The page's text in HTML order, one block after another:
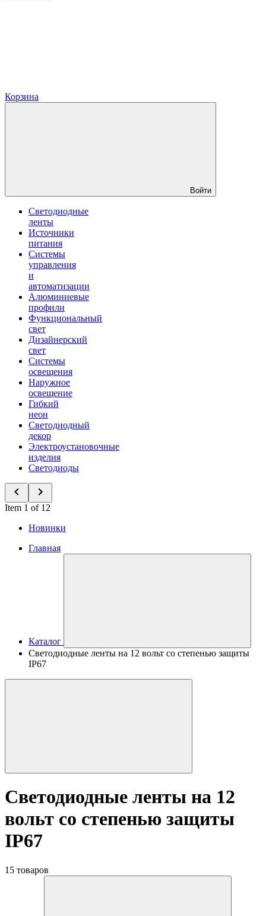
Корзина
Войти
Светодиодные
ленты
Источники
питания
Системы
управления
и
автоматизации
Алюминиевые
профили
Функциональный
свет
Дизайнерский
свет
Системы
освещения
Наружное
освещение
Гибкий
неон
Светодиодный
декор
Электроустановочные
изделия
Светодиоды
Item 1 of 12
Новинки
Главная
Каталог
Светодиодные ленты на 12 вольт со степенью защиты
IP67
Светодиодные ленты на 12
вольт со степенью защиты
IP67
15 товаров